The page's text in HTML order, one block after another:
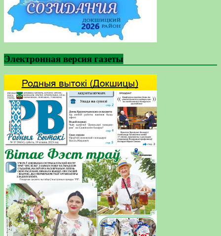
Электронная версия газеты